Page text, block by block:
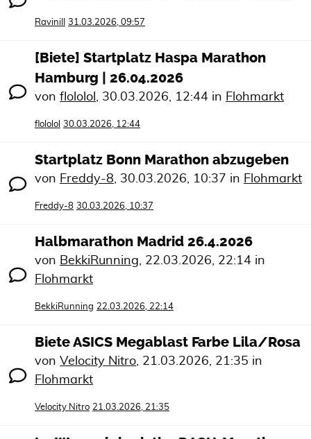
RaviniII 31.03.2026, 09:57
[Biete] Startplatz Haspa Marathon
Hamburg | 26.04.2026
von flololol , 30.03.2026, 12:44 in Flohmarkt
flololol 30.03.2026, 12:44
Startplatz Bonn Marathon abzugeben
von Freddy-8, 30.03.2026, 10:37 in Flohmarkt
Freddy-8 30.03.2026, 10:37
Halbmarathon Madrid 26.4.2026
von BekkiRunning, 22.03.2026, 22:14 in
Flohmarkt
BekkiRunning 22.03.2026, 22:14
Biete ASICS Megablast Farbe Lila/Rosa
von Velocity Nitro, 21.03.2026, 21:35 in
Flohmarkt
Velocity Nitro 21.03.2026, 21:35